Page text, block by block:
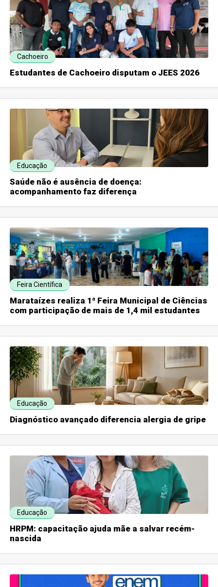
Cachoeiro
Estudantes de Cachoeiro disputam o JEES 2026
Educação
Saúde não é ausência de doença:
acompanhamento faz diferença
Feira Científica
Marataízes realiza 1ª Feira Municipal de Ciências
com participação de mais de 1,4 mil estudantes
Educação
Diagnóstico avançado diferencia alergia de gripe
Educação
HRPM: capacitação ajuda mãe a salvar recém-
nascida